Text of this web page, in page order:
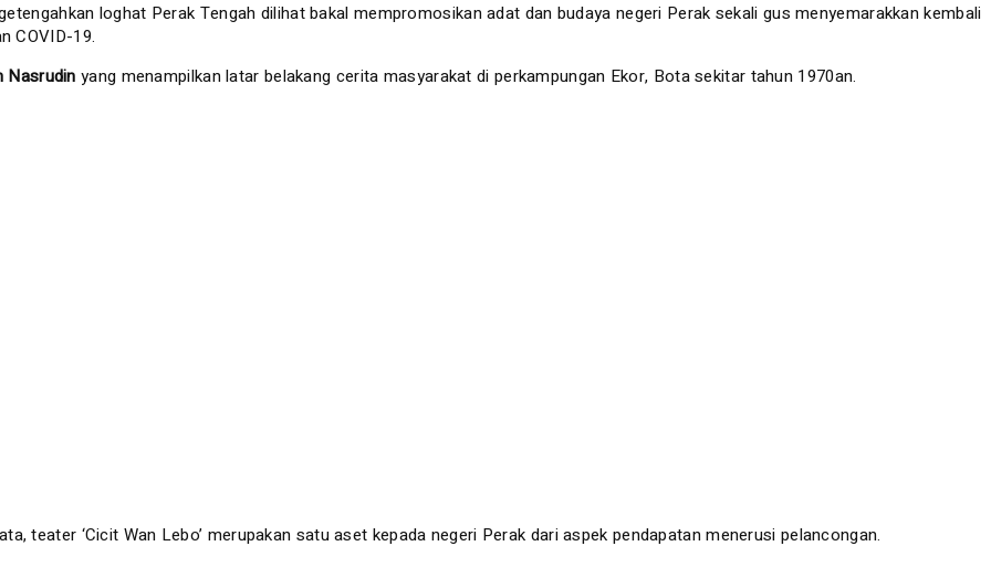
loghat Perak Tengah dilihat bakal mempromosikan adat dan budaya negeri Perak sekali gus menyemarakkan kembali
COVID-19.
Nasrudin yang menampilkan latar belakang cerita masyarakat di perkampungan Ekor, Bota sekitar tahun 1970an.
teater ‘Cicit Wan Lebo’ merupakan satu aset kepada negeri Perak dari aspek pendapatan menerusi pelancongan.